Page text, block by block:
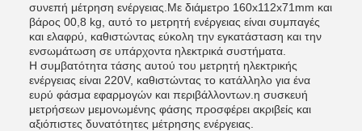
συνεπή μέτρηση ενέργειας.Με διάμετρο 160x112x71mm και
βάρος 00,8 kg, αυτό το μετρητή ενέργειας είναι συμπαγές
και ελαφρύ, καθιστώντας εύκολη την εγκατάσταση και την
ενσωμάτωση σε υπάρχοντα ηλεκτρικά συστήματα.
Η συμβατότητα τάσης αυτού του μετρητή ηλεκτρικής
ενέργειας είναι 220V, καθιστώντας το κατάλληλο για ένα
ευρύ φάσμα εφαρμογών και περιβάλλοντων.η συσκευή
μετρήσεων μεμονωμένης φάσης προσφέρει ακριβείς και
αξιόπιστες δυνατότητες μέτρησης ενέργειας.